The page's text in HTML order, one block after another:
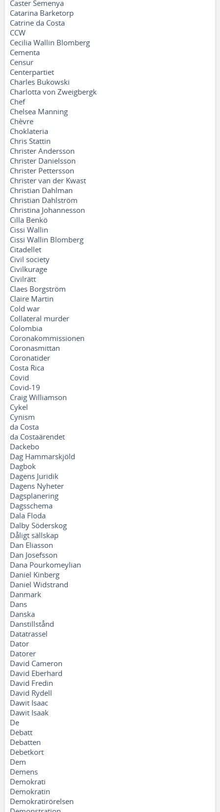
Caster Semenya
Catarina Barketorp
Catrine da Costa
CCW
Cecilia Wallin Blomberg
Cementa
Censur
Centerpartiet
Charles Bukowski
Charlotta von Zweigbergk
Chef
Chelsea Manning
Chèvre
Choklateria
Chris Stattin
Christer Andersson
Christer Danielsson
Christer Pettersson
Christer van der Kwast
Christian Dahlman
Christian Dahlström
Christina Johannesson
Cilla Benkö
Cissi Wallin
Cissi Wallin Blomberg
Citadellet
Civil society
Civilkurage
Civilrätt
Claes Borgström
Claire Martin
Cold war
Collateral murder
Colombia
Coronakommissionen
Coronasmittan
Coronatider
Costa Rica
Covid
Covid-19
Craig Williamson
Cykel
Cynism
da Costa
da Costaärendet
Dackebo
Dag Hammarskjöld
Dagbok
Dagens Juridik
Dagens Nyheter
Dagsplanering
Dagsschema
Dala Floda
Dalby Söderskog
Dåligt sällskap
Dan Eliasson
Dan Josefsson
Dana Pourkomeylian
Daniel Kinberg
Daniel Widstrand
Danmark
Dans
Danska
Danstillstånd
Datatrassel
Dator
Datorer
David Cameron
David Eberhard
David Fredin
David Rydell
Dawit Isaac
Dawit Isaak
De
Debatt
Debatten
Debetkort
Dem
Demens
Demokrati
Demokratin
Demokratirörelsen